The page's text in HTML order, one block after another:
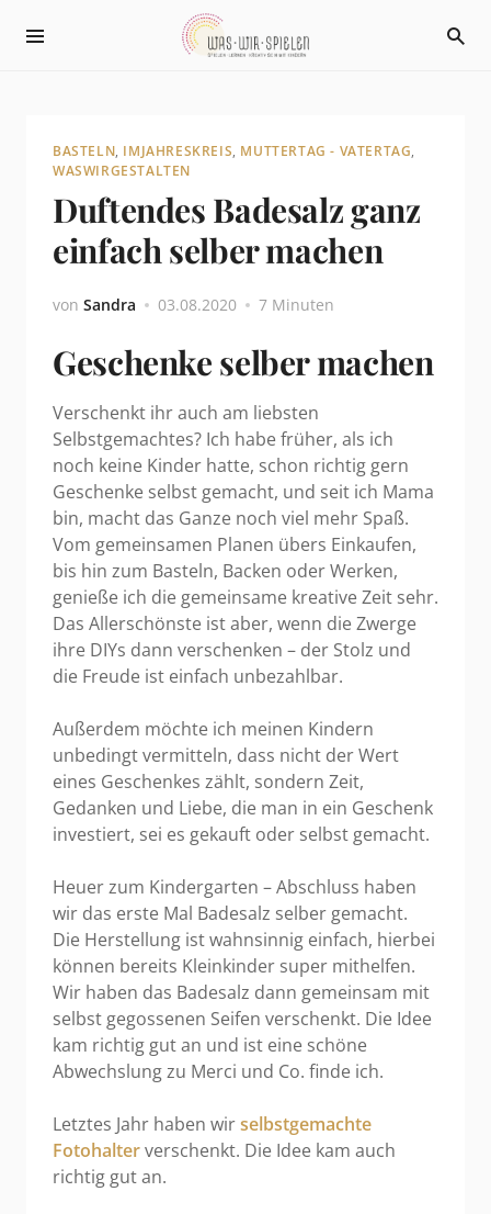
BASTELN, IMJAHRESKREIS, MUTTERTAG - VATERTAG,
WASWIRGESTALTEN
Duftendes Badesalz ganz
einfach selber machen
von Sandra 03.08.2020 7 Minuten
Geschenke selber machen
Verschenkt ihr auch am liebsten
Selbstgemachtes? Ich habe früher, als ich
noch keine Kinder hatte, schon richtig gern
Geschenke selbst gemacht, und seit ich Mama
bin, macht das Ganze noch viel mehr Spaß.
Vom gemeinsamen Planen übers Einkaufen,
bis hin zum Basteln, Backen oder Werken,
genieße ich die gemeinsame kreative Zeit sehr.
Das Allerschönste ist aber, wenn die Zwerge
ihre DIYs dann verschenken – der Stolz und
die Freude ist einfach unbezahlbar.
Außerdem möchte ich meinen Kindern
unbedingt vermitteln, dass nicht der Wert
eines Geschenkes zählt, sondern Zeit,
Gedanken und Liebe, die man in ein Geschenk
investiert, sei es gekauft oder selbst gemacht.
Heuer zum Kindergarten – Abschluss haben
wir das erste Mal Badesalz selber gemacht.
Die Herstellung ist wahnsinnig einfach, hierbei
können bereits Kleinkinder super mithelfen.
Wir haben das Badesalz dann gemeinsam mit
selbst gegossenen Seifen verschenkt. Die Idee
kam richtig gut an und ist eine schöne
Abwechslung zu Merci und Co. finde ich.
Letztes Jahr haben wirselbstgemachte
Fotohalterverschenkt. Die Idee kam auch
richtig gut an.